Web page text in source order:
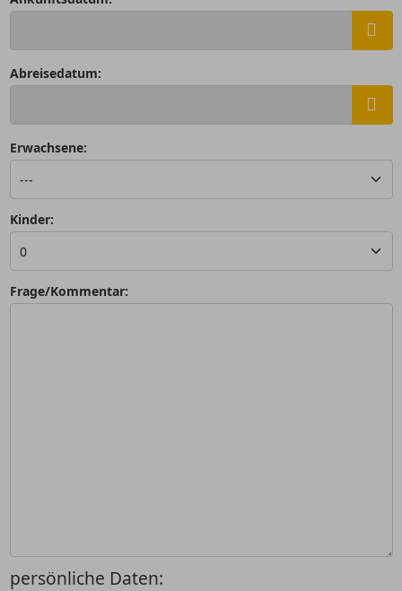
Abreisedatum:
Erwachsene:
Kinder:
Frage/Kommentar:
persönliche Daten: